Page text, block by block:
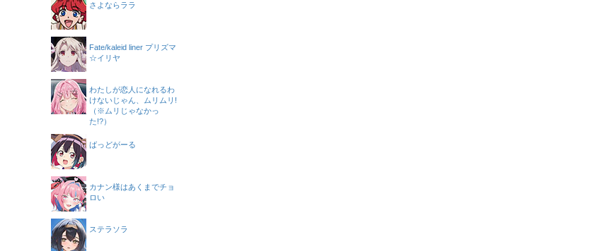
さよならララ
Fate/kaleid liner プリズマ
☆イリヤ
わたしが恋人になれるわ
けないじゃん、ムリムリ!
（※ムリじゃなかっ
た!?）
ばっどがーる
カナン様はあくまでチョ
ロい
ステラソラ